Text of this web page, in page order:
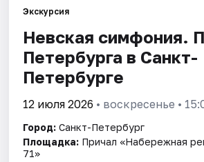
Города
Площадки
Артисты
Рейтинги
Экскурсия
Невская симфония.
Петербурга в Санкт-
Петербурге
12 июля 2026 • воскресенье •
Город: Санкт-Петербург
Площадка: Причал «Набережная
71»